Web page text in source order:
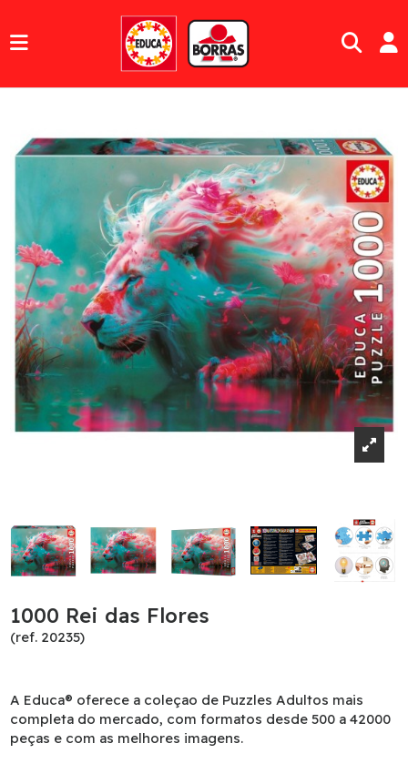
1000 Rei das Flores
(ref. 20235)
A Educa® oferece a coleçao de Puzzles Adultos mais
completa do mercado, com formatos desde 500 a 42000
peças e com as melhores imagens.